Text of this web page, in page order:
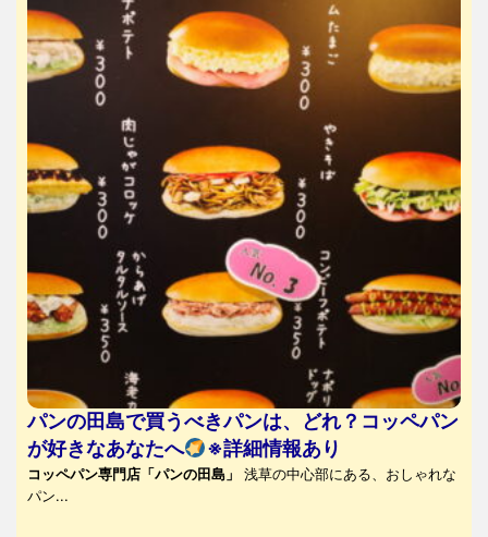
パンの田島で買うべきパンは、どれ？コッペパン
が好きなあなたへ
※詳細情報あり
コッペパン専門店「パンの田島」
浅草の中心部にある、おしゃれな
パン...